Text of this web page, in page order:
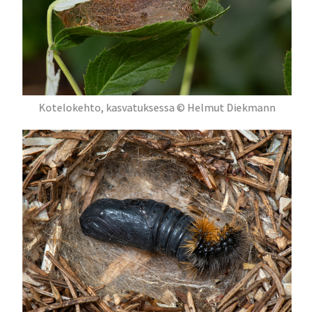
Kotelokehto, kasvatuksessa © Helmut Diekmann